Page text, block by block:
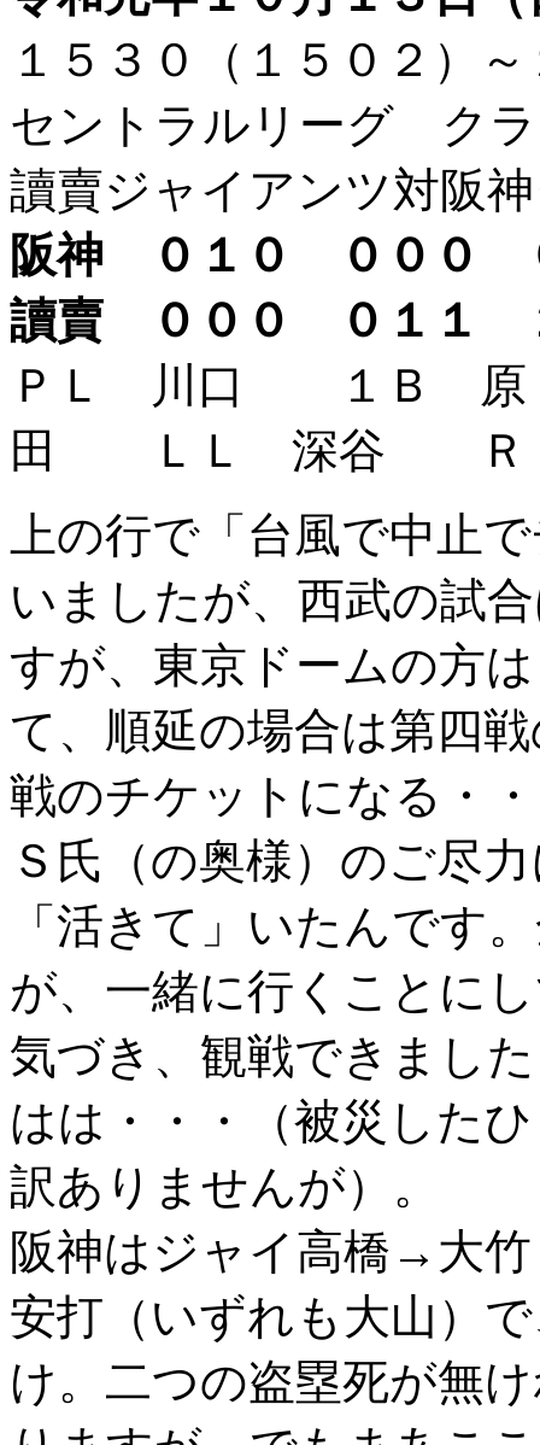
１５３０（１５０２）
セントラルリーグ ク
讀賣ジャイアンツ対阪
阪神 ０１０ ００
讀賣 ０００ ０１
ＰＬ 川口 １Ｂ
田 ＬＬ 深谷 Ｒ
上の行で「台風で中止
いましたが、西武の試
すが、東京ドームの方
て、順延の場合は第四
戦のチケットになる・
Ｓ氏（の奥様）のご尽
「活きて」いたんです
が、一緒に行くことに
気づき、観戦できまし
はは・・・（被災した
訳ありませんが）。
阪神はジャイ高橋→大
安打（いずれも大山）
け。二つの盗塁死が無